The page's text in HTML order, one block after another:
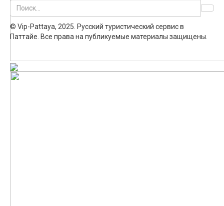
© Vip-Pattaya, 2025. Русский туристический сервис в
Паттайе. Все права на публикуемые материалы защищены.